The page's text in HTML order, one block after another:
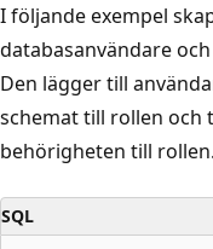
I följande exempel
databasanvändare
Den lägger till
schemat till rollen och
behörigheten till rollen.
SQL